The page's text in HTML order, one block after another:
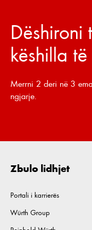
Dëshironi
këshilla
Merrni 2 deri në 3
ngjarje.
Zbulo lidhjet
Portali i karrierës
Würth Group